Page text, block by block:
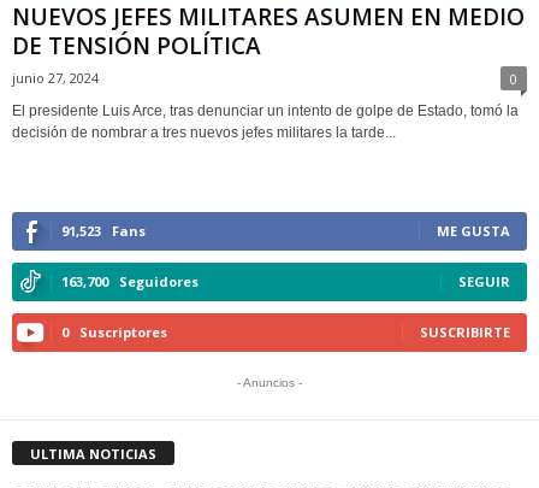
NUEVOS JEFES MILITARES ASUMEN EN MEDIO
DE TENSIÓN POLÍTICA
junio 27, 2024 0
El presidente Luis Arce, tras denunciar un intento de golpe de Estado, tomó la
decisión de nombrar a tres nuevos jefes militares la tarde...
91,523 Fans ME GUSTA
163,700 Seguidores SEGUIR
0 Suscriptores SUSCRIBIRTE
- Anuncios -
ULTIMA NOTICIAS